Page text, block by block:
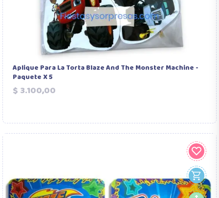
Aplique Para La Torta Blaze And The Monster Machine -
Paquete X 5
$ 3.100,00